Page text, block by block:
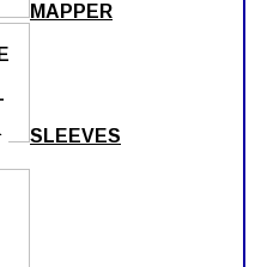
MAPPER
SLEEVES